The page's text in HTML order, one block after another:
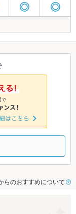
◎ ◎
◎ ◎
9/4 9/5
◎
らのおすすめについて